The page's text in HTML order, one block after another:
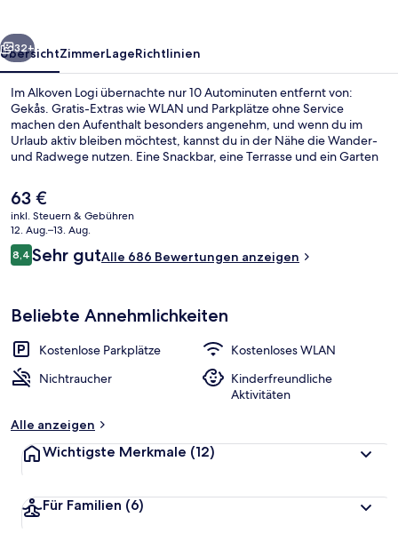
Weiter
32+
ÜbersichtZimmerLageRichtlinien
Im Alkoven Logi übernachte nur 10 Autominuten entfernt von:
Gekås. Gratis-Extras wie WLAN und Parkplätze ohne Service
machen den Aufenthalt besonders angenehm, und wenn du im
Urlaub aktiv bleiben möchtest, kannst du in der Nähe die Wander-
und Radwege nutzen. Eine Snackbar, eine Terrasse und ein Garten
hilfsbereite Personal.
Der
aktuelle
Preis
beträgt
63 €.
63 €
inkl. Steuern & Gebühren
12. Aug.–13. Aug.
Bewertungen
8,48,4 von 10.
Sehr gutAlle 686 Bewertungen anzeigen
Beliebte Annehmlichkeiten
Kostenlose Parkplätze
Kostenloses WLAN
Nichtraucher
Kinderfreundliche
Aktivitäten
Alle anzeigen
Wichtigste Merkmale (12)
Für Familien (6)